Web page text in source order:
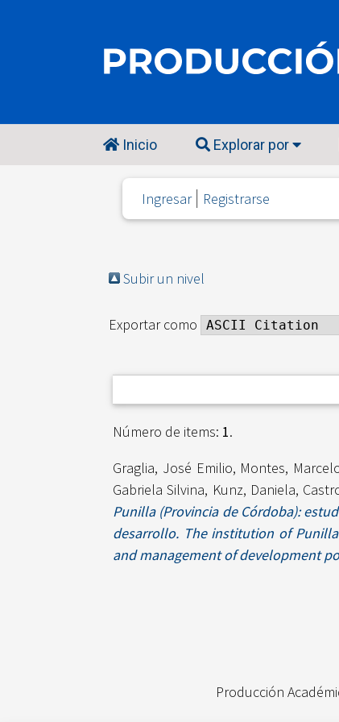
Inicio Explorar por
Ingresar Registrarse
Subir un nivel
Exportar como
Número de items: 1.
Graglia, José Emilio, Montes,
Gabriela Silvina, Kunz, Daniela,
Punilla (Provincia de Córdoba):
desarrollo. The institution of
and management of development
Producción